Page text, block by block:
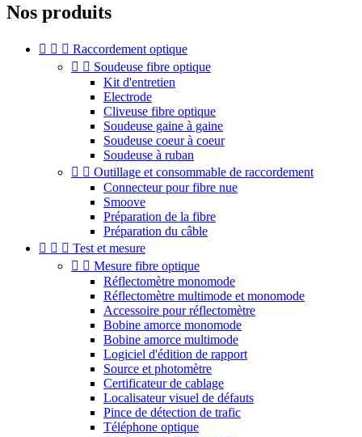
Nos produits
   Raccordement optique
  Soudeuse fibre optique
Kit d'entretien
Electrode
Cliveuse fibre optique
Soudeuse gaine à gaine
Soudeuse coeur à coeur
Soudeuse à ruban
  Outillage et consommable de raccordement
Connecteur pour fibre nue
Smoove
Préparation de la fibre
Préparation du câble
   Test et mesure
  Mesure fibre optique
Réflectomètre monomode
Réflectomètre multimode et monomode
Accessoire pour réflectomètre
Bobine amorce monomode
Bobine amorce multimode
Logiciel d'édition de rapport
Source et photomètre
Certificateur de cablage
Localisateur visuel de défauts
Pince de détection de trafic
Téléphone optique